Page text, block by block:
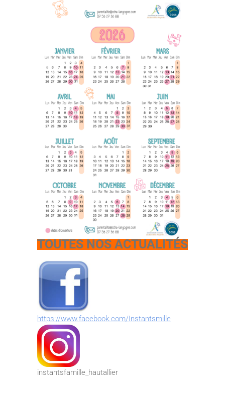
TOUTES NOS ACTUALITÉS
https://www.facebook.com/Instantsmille
instantsfamille_hautallier